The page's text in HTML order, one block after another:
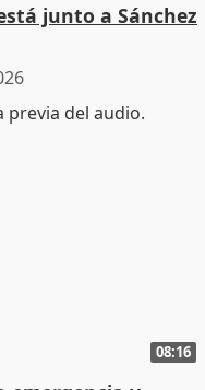
junto a Sánchez
08:16